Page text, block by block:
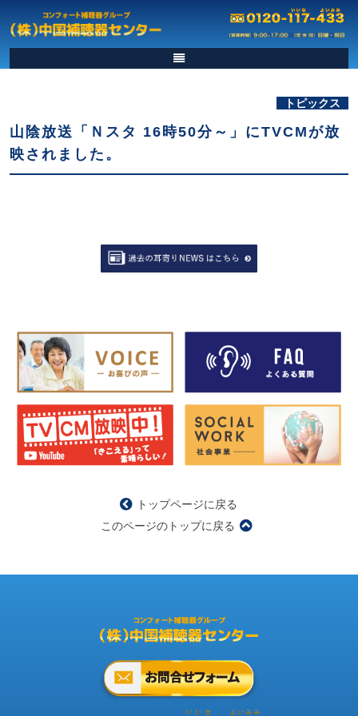
トピックス
山陰放送「Ｎスタ 16時50分～」にTVCMが放
映されました。
トップページに戻る
このページのトップに戻る